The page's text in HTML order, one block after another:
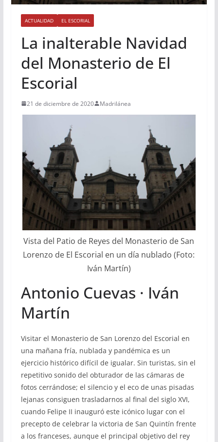
ACTUALIDAD EL ESCORIAL
La inalterable Navidad
del Monasterio de El
Escorial
21 de diciembre de 2020 Madrilánea
Vista del Patio de Reyes del Monasterio de San
Lorenzo de El Escorial en un día nublado (Foto:
Iván Martín)
Antonio Cuevas · Iván
Martín
Visitar el Monasterio de San Lorenzo del Escorial en
una mañana fría, nublada y pandémica es un
ejercicio histórico difícil de igualar. Sin turistas, sin el
repetitivo sonido del obturador de las cámaras de
fotos cerrándose; el silencio y el eco de unas pisadas
lejanas consiguen trasladarnos al final del siglo XVI,
cuando Felipe II inauguró este icónico lugar con el
precepto de celebrar la victoria de San Quintín frente
a los franceses, aunque el principal objetivo del rey